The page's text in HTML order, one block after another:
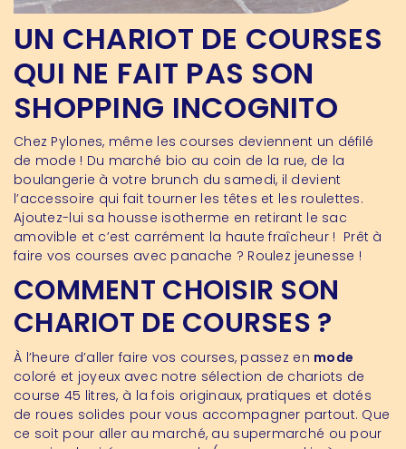
UN CHARIOT DE COURSES
QUI NE FAIT PAS SON
SHOPPING INCOGNITO
Chez Pylones, même les courses deviennent un défilé
de mode ! Du marché bio au coin de la rue, de la
boulangerie à votre brunch du samedi, il devient
l’accessoire qui fait tourner les têtes et les roulettes.
Ajoutez-lui sa housse isotherme en retirant le sac
amovible et c’est carrément la haute fraîcheur ! Prêt à
faire vos courses avec panache ? Roulez jeunesse !
COMMENT CHOISIR SON
CHARIOT DE COURSES ?
À l’heure d’aller faire vos courses, passez en mode
coloré et joyeux avec notre sélection de chariots de
course 45 litres, à la fois originaux, pratiques et dotés
de roues solides pour vous accompagner partout. Que
ce soit pour aller au marché, au supermarché ou pour